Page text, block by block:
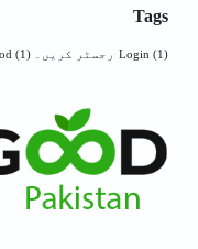
Tags
Login (1) رجسٹر کریں۔ Livegood (1)